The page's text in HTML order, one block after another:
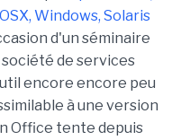
Windows, Solaris
d'un séminaire
société de services
encore encore peu
à une version
Office tente depuis